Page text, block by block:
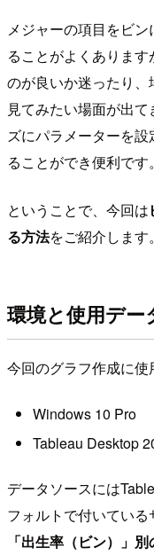
メジャーの項目をビ
ることがよくありま
のが良いか迷ったり
見てみたい場面が出
ズにパラメーターを
ることができ便利です。
ということで、今回は
る方法をご紹介します。
環境と使用デー
今回のグラフ作成に使
Windows 10 Pro
Tableau Desktop
データソースには
フォルトで付いてい
「出生率（ビン）」